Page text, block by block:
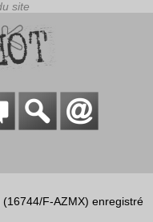
(16744/F-AZMX) enregistré